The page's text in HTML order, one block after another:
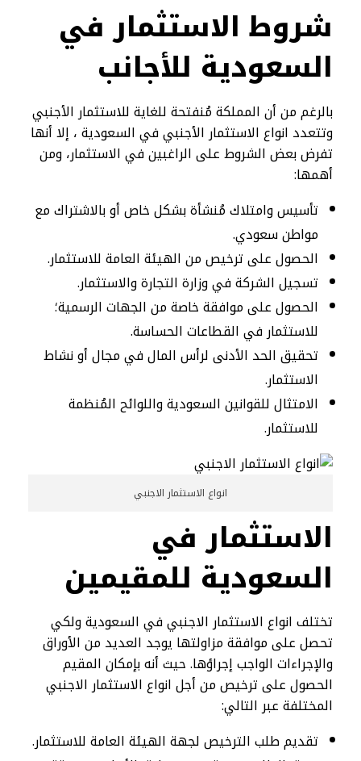
شروط الاستثمار في
السعودية للأجانب
بالرغم من أن المملكة مُنفتحة للغاية للاستثمار الأجنبي
وتتعدد انواع الاستثمار الأجنبي في السعودية ، إلا أنها
تفرض بعض الشروط على الراغبين في الاستثمار، ومن
أهمها:
تأسيس وامتلاك مُنشأة بشكل خاص أو بالاشتراك مع
مواطن سعودي.
الحصول على ترخيص من الهيئة العامة للاستثمار.
تسجيل الشركة في وزارة التجارة والاستثمار.
الحصول على موافقة خاصة من الجهات الرسمية؛
للاستثمار في القطاعات الحساسة.
تحقيق الحد الأدنى لرأس المال في مجال أو نشاط
الاستثمار.
الامتثال للقوانين السعودية واللوائح المُنظمة
للاستثمار.
انواع الاستثمار الاجنبي
الاستثمار في
السعودية للمقيمين
تختلف انواع الاستثمار الاجنبي في السعودية ولكي
تحصل على موافقة مزاولتها يوجد العديد من الأوراق
والإجراءات الواجب إجراؤها. حيث أنه بإمكان المقيم
الحصول على ترخيص من أجل انواع الاستثمار الاجنبي
المختلفة عبر التالي:
تقديم طلب الترخيص لجهة الهيئة العامة للاستثمار.